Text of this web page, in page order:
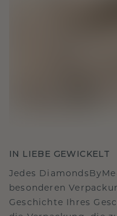
IN LIEBE GEWICKELT
Jedes
besonderen
Geschichte Ihres